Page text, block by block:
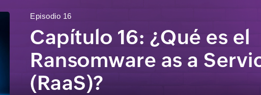
Episodio 16
Capítulo 16: ¿Qué es el
Ransomware as a
(RaaS)?